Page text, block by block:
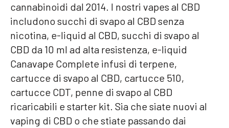
cannabinoidi dal 2014. I nostri vapes al CBD
includono succhi di svapo al CBD senza
nicotina, e-liquid al CBD, succhi di svapo al
CBD da 10 ml ad alta resistenza, e-liquid
Canavape Complete infusi di terpene,
cartucce di svapo al CBD, cartucce 510,
cartucce CDT, penne di svapo al CBD
ricaricabili e starter kit. Sia che siate nuovi al
vaping di CBD o che stiate passando dai